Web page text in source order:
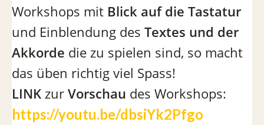
Workshops mit Blick auf die Tastatur
und Einblendung des Textes und der
Akkorde die zu spielen sind, so macht
das üben richtig viel Spass!
LINK zur Vorschau des Workshops:
https://youtu.be/dbsiYk2Pfgo